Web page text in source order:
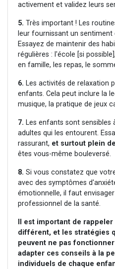
activement et validez leurs
5. Très important ! Les
leur fournissant un
Essayez de maintenir des
régulières : l'école [si
en famille, les repas, le
6. Les activités de relaxation
enfants. Cela peut inclure la
musique, la pratique de jeux
7. Les enfants sont sensibles
adultes qui les entourent.
rassurant, et surtout plein
êtes vous-même bouleversé.
8. Si vous constatez que
avec des symptômes
émotionnelle, il faut
professionnel de la santé.
Il est important de
différent, et les stratégies
peuvent ne pas
adapter ces conseils à la
individuels de chaque